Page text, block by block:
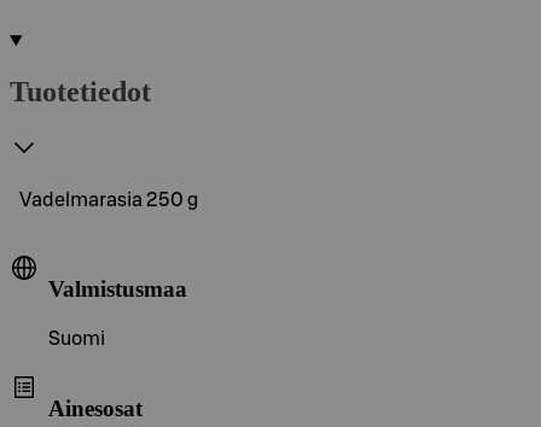
Tuotetiedot
Vadelmarasia 250 g
Valmistusmaa
Suomi
Ainesosat